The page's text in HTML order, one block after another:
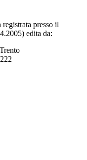
registrata presso il
edita da: